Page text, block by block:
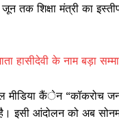
तक शिक्षा मंत्री का
हासीदेवी के नाम बड़ा
मीडिया कैंेन “कॉकरोच
है। इसी आंदोलन को अब